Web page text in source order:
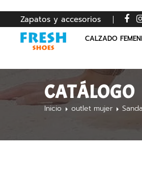
Zapatos y accesorios
CALZADO
CATÁLOGO
Inicio outlet mujer